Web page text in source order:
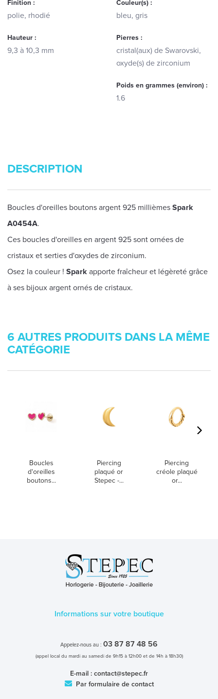
Finition :
polie, rhodié
Couleur(s) :
bleu, gris
Hauteur :
9,3 à 10,3 mm
Pierres :
cristal(aux) de Swarovski,
oxyde(s) de zirconium
Poids en grammes (environ) :
1.6
DESCRIPTION
Boucles d'oreilles boutons argent 925 millièmes Spark
A0454A.
Ces boucles d'oreilles en argent 925 sont ornées de
cristaux et serties d'oxydes de zirconium.
Osez la couleur ! Spark apporte fraîcheur et légèreté grâce
à ses bijoux argent ornés de cristaux.
6 AUTRES PRODUITS DANS LA MÊME
CATÉGORIE
Boucles
d'oreilles
boutons...
Piercing
plaqué or
Stepec -...
Piercing
créole plaqué
or...
Informations sur votre boutique
Appelez-nous au : 03 87 87 48 56
(appel local du mardi au samedi de 9h15 à 12h00 et de 14h à 18h30)
E-mail : contact@stepec.fr
Par formulaire de contact